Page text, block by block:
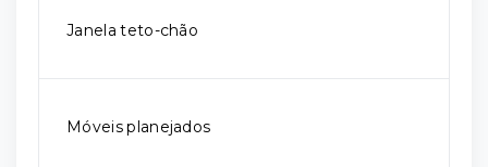
Janela teto-chão
Móveis planejados